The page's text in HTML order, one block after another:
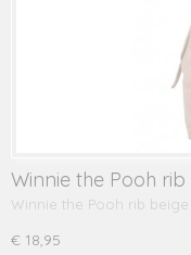
Winnie the Pooh
Winnie the Pooh rib beige
€ 18,95